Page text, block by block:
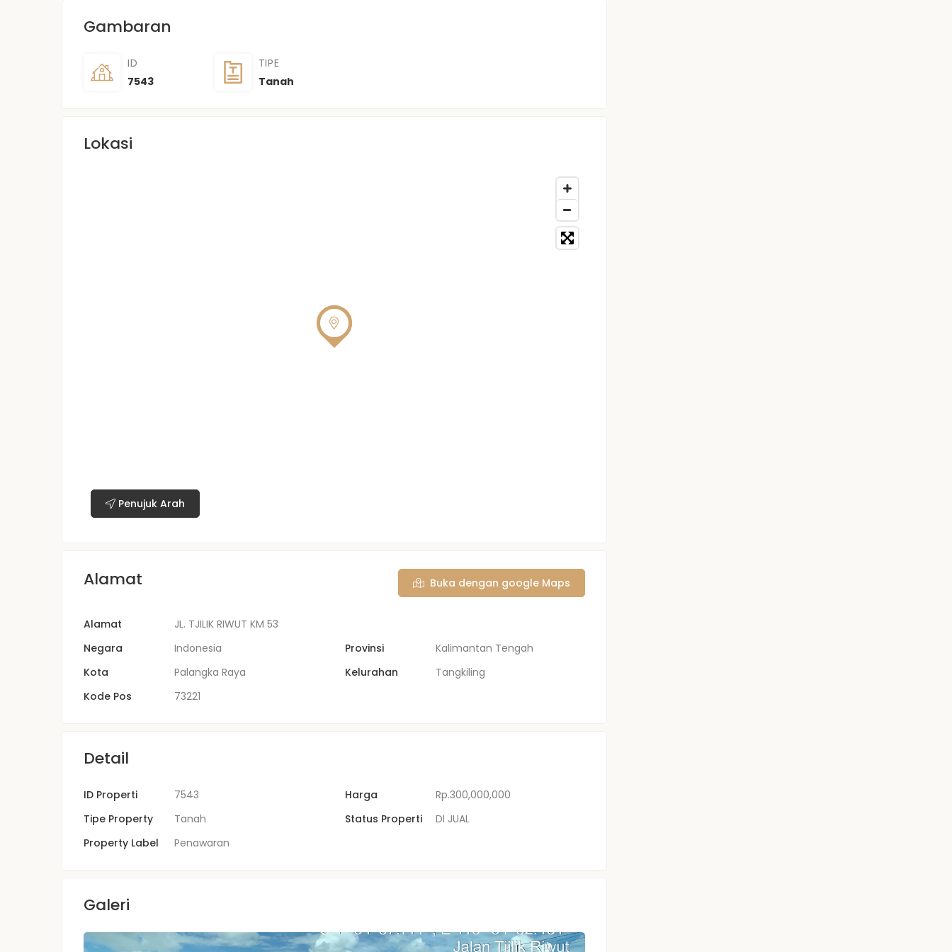
Gambaran
ID
7543
TIPE
Tanah
Lokasi
Penujuk Arah
Alamat Buka dengan google Maps
Alamat
JL. TJILIK RIWUT KM 53
Negara
Indonesia Provinsi
Kalimantan Tengah
Kota
Palangka Raya Kelurahan
Tangkiling
Kode Pos
73221
Detail
ID Properti 7543 Harga
Rp.300,000,000
Tipe Property
Tanah Status Properti
DI JUAL
Property Label
Penawaran
Galeri